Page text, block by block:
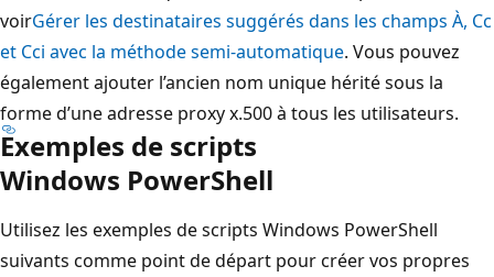
voirGérer les destinataires suggérés dans les champs À, Cc
et Cci avec la méthode semi-automatique. Vous pouvez
également ajouter l’ancien nom unique hérité sous la
forme d’une adresse proxy x.500 à tous les utilisateurs.
Exemples de scripts
Windows PowerShell
Utilisez les exemples de scripts Windows PowerShell
suivants comme point de départ pour créer vos propres